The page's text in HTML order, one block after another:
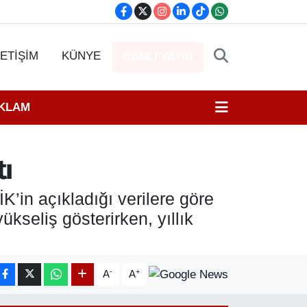
KÜNYE
açıkladığı verilere göre
gösterirken, yıllık
A- A+